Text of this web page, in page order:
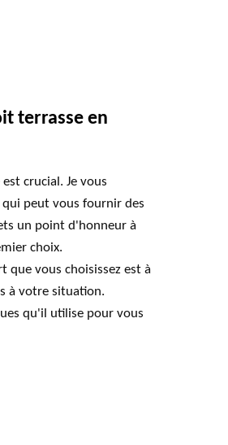
terrasse en
crucial. Je vous
peut vous fournir des
un point d'honneur à
choix.
que vous choisissez est à
à votre situation.
qu'il utilise pour vous